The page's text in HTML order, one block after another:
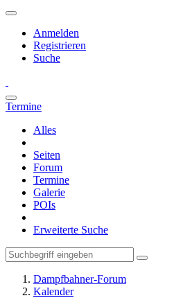
Anmelden
Registrieren
Suche
Termine
Alles
Seiten
Forum
Termine
Galerie
POIs
Erweiterte Suche
Dampfbahner-Forum
Kalender